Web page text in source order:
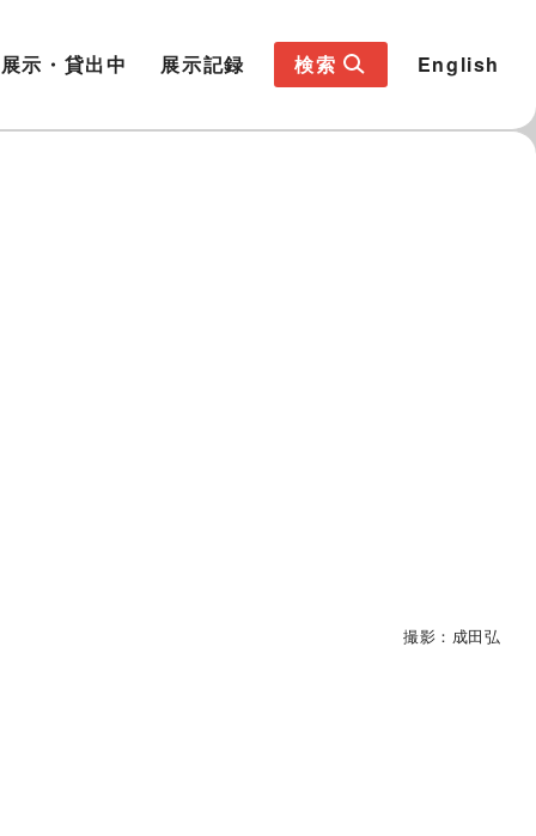
展示・貸出中 展示記録 検索 English
撮影：成田弘